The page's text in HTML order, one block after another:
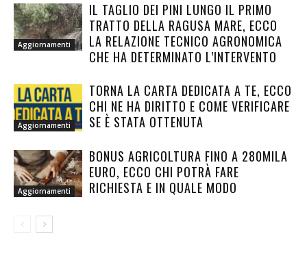
Aggiornamenti
IL TAGLIO DEI PINI LUNGO IL PRIMO
TRATTO DELLA RAGUSA MARE, ECCO
LA RELAZIONE TECNICO AGRONOMICA
CHE HA DETERMINATO L’INTERVENTO
Aggiornamenti
TORNA LA CARTA DEDICATA A TE, ECCO
CHI NE HA DIRITTO E COME VERIFICARE
SE È STATA OTTENUTA
Aggiornamenti
BONUS AGRICOLTURA FINO A 280MILA
EURO, ECCO CHI POTRÀ FARE
RICHIESTA E IN QUALE MODO